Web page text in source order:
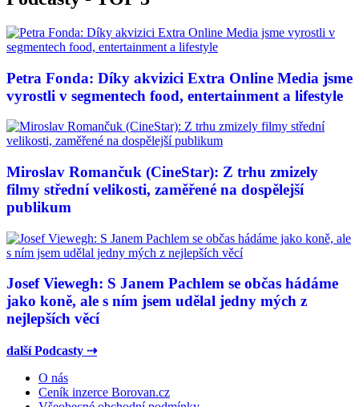
Petra Fonda: Díky akvizici Extra Online Media jsme
vyrostli v segmentech food, entertainment a lifestyle
Miroslav Romančuk (CineStar): Z trhu zmizely
filmy střední velikosti, zaměřené na dospělejší
publikum
Josef Viewegh: S Janem Pachlem se občas hádáme
jako koně, ale s ním jsem udělal jedny mých z
nejlepších věcí
další Podcasty ⇢
O nás
Ceník inzerce Borovan.cz